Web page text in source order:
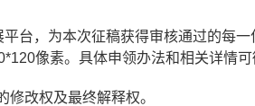
台，为本次征稿获得审核通过的每
像素。具体申领办法和相关详情可
改权及最终解释权。